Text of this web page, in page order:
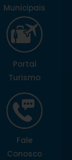
Municipais
Portal
Turismo
Fale
Conosco